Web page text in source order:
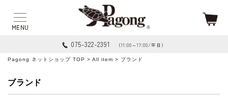
075-322-2391 （11:00～17:00/平日）
Pagong ネットショップ TOP > All item > ブランド
ブランド